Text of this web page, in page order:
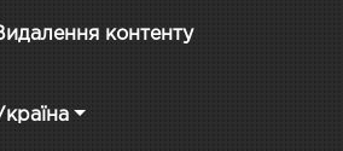
контенту